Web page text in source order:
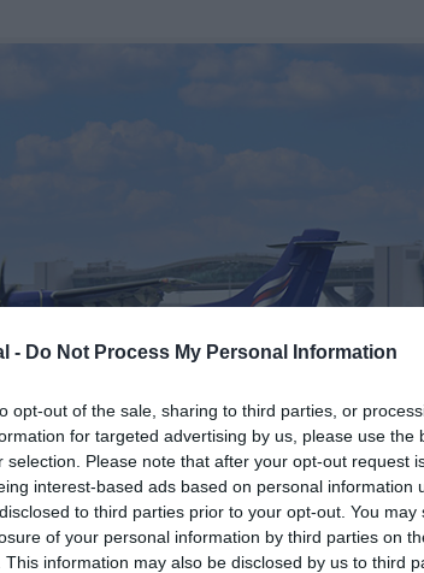
- Do Not Process My Personal Information
opt-out of the sale, sharing to third parties, or
for targeted advertising by us, please use the
selection. Please note that after your opt-out request
interest-based ads based on personal information
to third parties prior to your opt-out. You
of your personal information by third parties on
This information may also be disclosed by us to third